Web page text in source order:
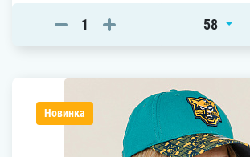
58
Новинка